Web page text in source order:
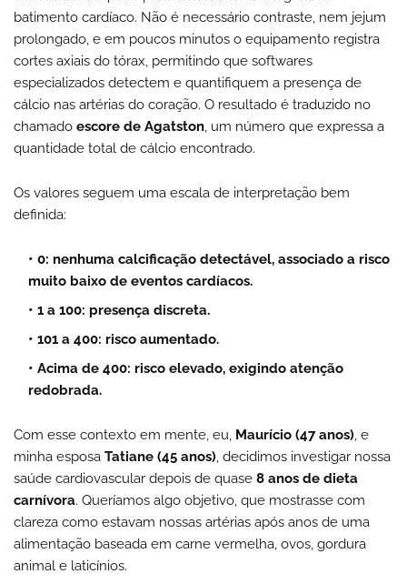
batimento cardíaco. Não é necessário contraste, nem jejum
prolongado, e em poucos minutos o equipamento registra
cortes axiais do tórax, permitindo que softwares
especializados detectem e quantifiquem a presença de
cálcio nas artérias do coração. O resultado é traduzido no
chamado escore de Agatston, um número que expressa a
quantidade total de cálcio encontrado.
Os valores seguem uma escala de interpretação bem
definida:
0: nenhuma calcificação detectável, associado a risco
muito baixo de eventos cardíacos.
1 a 100: presença discreta.
101 a 400: risco aumentado.
Acima de 400: risco elevado, exigindo atenção
redobrada.
Com esse contexto em mente, eu, Maurício (47 anos), e
minha esposa Tatiane (45 anos), decidimos investigar nossa
saúde cardiovascular depois de quase 8 anos de dieta
carnívora. Queríamos algo objetivo, que mostrasse com
clareza como estavam nossas artérias após anos de uma
alimentação baseada em carne vermelha, ovos, gordura
animal e laticínios.